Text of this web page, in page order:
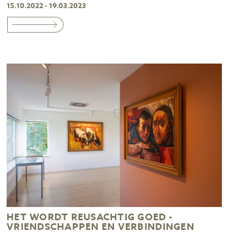
15.10.2022 - 19.03.2023
HET WORDT REUSACHTIG GOED -
VRIENDSCHAPPEN EN VERBINDINGEN